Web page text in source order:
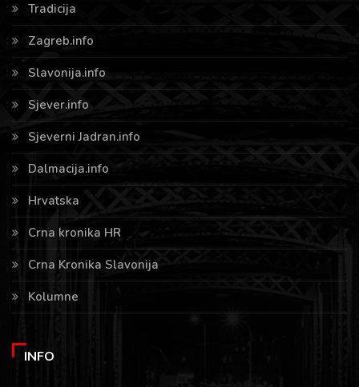
Tradicija
Zagreb.info
Slavonija.info
Sjever.info
Sjeverni Jadran.info
Dalmacija.info
Hrvatska
Crna kronika HR
Crna Kronika Slavonija
Kolumne
INFO